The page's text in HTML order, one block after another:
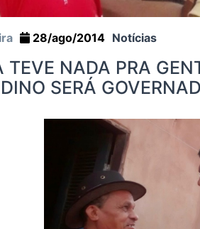
28/ago/2014 Notícias
TEVE NADA PRA
SERÁ